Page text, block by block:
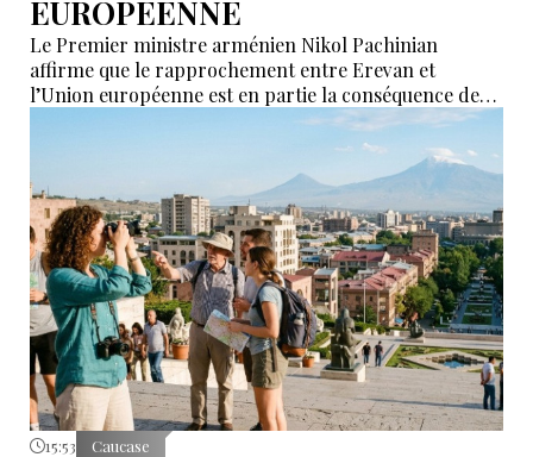
EUROPEENNE
Le Premier ministre arménien Nikol Pachinian
affirme que le rapprochement entre Erevan et
l’Union européenne est en partie la conséquence des
déclarations de certains partenaires de l’Union
économique eurasiatique (UEEA), qui auraient affirmé
que l’Arménie « n’était nécessaire à personne ». Selon
lui, ces propos ont poussé Erevan à rechercher de
nouvelles alternatives économiques et diplomatiques.
15:53 Caucase